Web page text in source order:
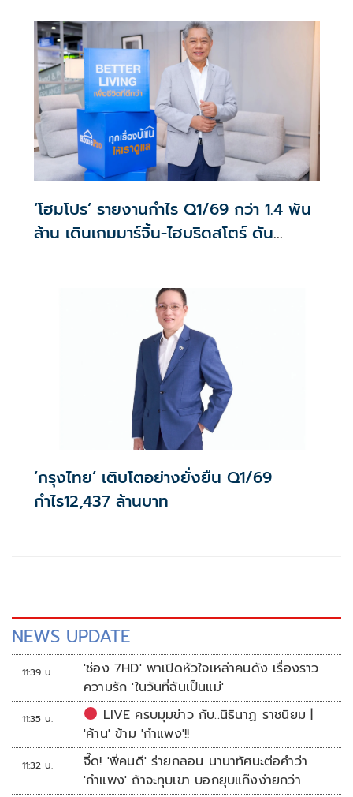
‘โฮมโปร’ รายงานกำไร Q1/69 กว่า 1.4 พัน
ล้าน เดินเกมมาร์จิ้น-ไฮบริดสโตร์ ดัน
‘กรุงไทย’ เติบโตอย่างยั่งยืน Q1/69
กำไร12,437 ล้านบาท
NEWS UPDATE
11:39 น.
'ช่อง 7HD' พาเปิดหัวใจเหล่าคนดัง เรื่องราว
ความรัก 'ในวันที่ฉันเป็นแม่'
11:35 น.
LIVE ครบมุมข่าว กับ..นิธินาฏ ราชนิยม |
'ค้าน' ข้าม 'กำแพง'!!
11:32 น.
จี๊ด! 'พี่คนดี' ร่ายกลอน นานาทัศนะต่อคำว่า
'กำแพง' ถ้าจะทุบเขา บอกยุบแก๊งง่ายกว่า